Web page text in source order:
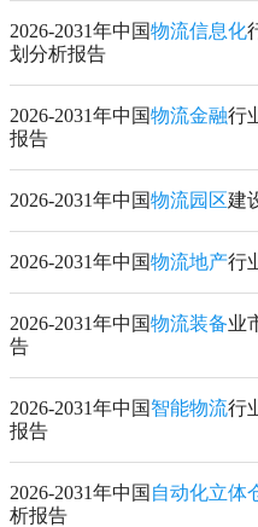
2026-2031年中国物流信息化
划分析报告
2026-2031年中国物流金融行
报告
2026-2031年中国物流园区建
2026-2031年中国物流地产行
2026-2031年中国物流装备业
告
2026-2031年中国 智能物流行
报告
2026-2031年中国 自动化立体
析报告